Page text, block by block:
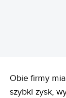
Obie firmy
szybki zysk,